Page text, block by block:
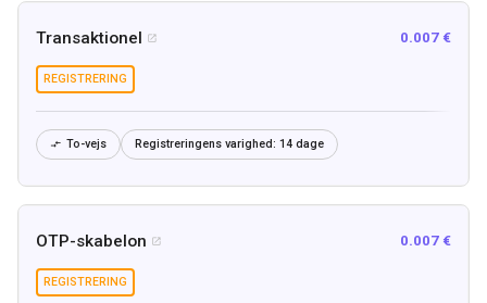
Transaktionel  0.007 €
REGISTRERING
 To-vejs Registreringens varighed: 14 dage
OTP-skabelon  0.007 €
REGISTRERING